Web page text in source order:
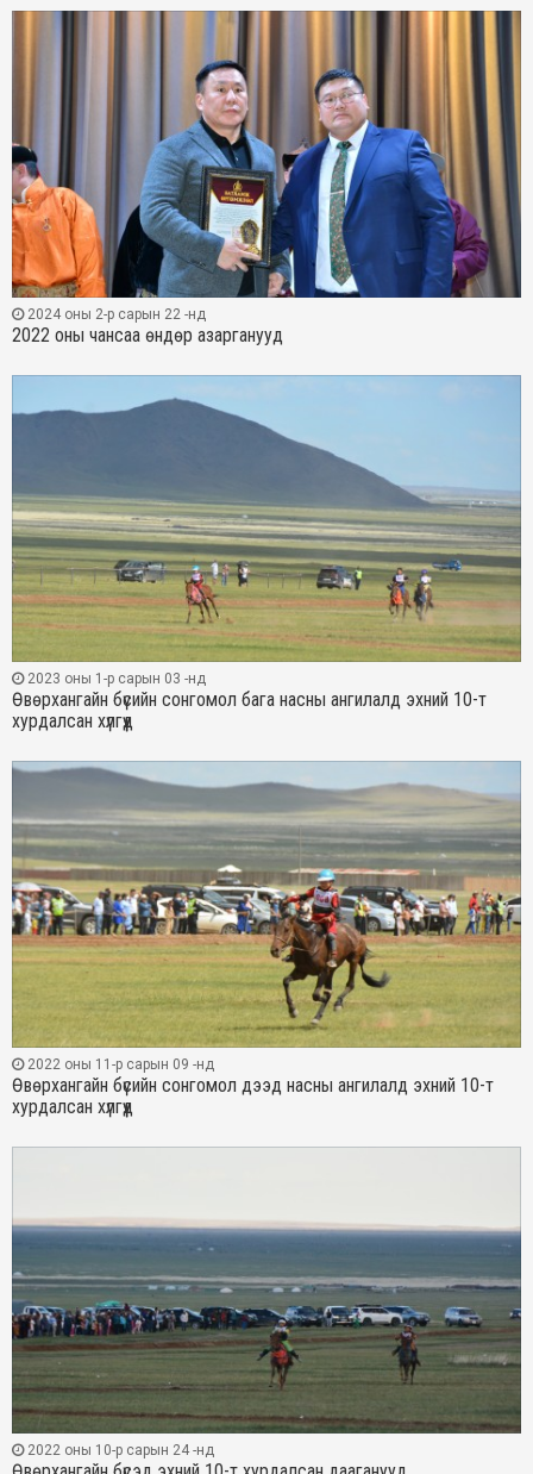
2024 оны 2-р сарын 22 -нд
2022 оны чансаа өндөр азарганууд
2023 оны 1-р сарын 03 -нд
Өвөрхангайн бүсийн сонгомол бага насны ангилалд эхний 10-т
хурдалсан хүлгүүд
2022 оны 11-р сарын 09 -нд
Өвөрхангайн бүсийн сонгомол дээд насны ангилалд эхний 10-т
хурдалсан хүлгүүд
2022 оны 10-р сарын 24 -нд